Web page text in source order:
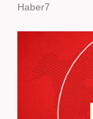
Haber7